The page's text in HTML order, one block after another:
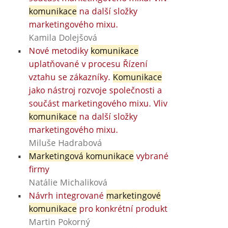
komunikacena další složky
marketingového mixu.
Kamila Dolejšová
Nové metodiky komunikace
uplatňované v procesu Řízení
vztahu se zákazníky. Komunikace
jako nástroj rozvoje společnosti a
součást marketingového mixu. Vliv
komunikacena další složky
marketingového mixu.
Miluše Hadrabová
Marketingová komunikacevybrané
firmy
Natálie Michaliková
Návrh integrované marketingové
komunikacepro konkrétní produkt
Martin Pokorný